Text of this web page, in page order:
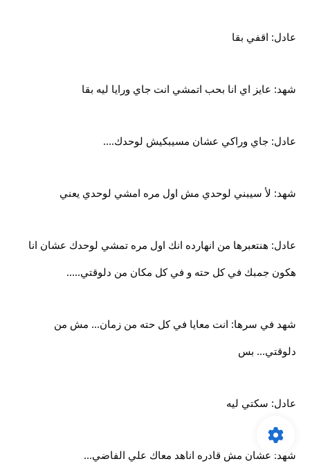
عادل: اقفي بقا
شهد: عايز اي انا بحب اتمشي انت جاي ورايا ليه بقا
عادل: جاي وراكي عشان مسيبكيش لوحدك....
شهد: لأ سيبني لوحدي مش اول مره امشي لوحدي يعني
عادل: هنتعبرها من انهارده انك اول مره تمشي لوحدك عشان انا
هكون جمبك في كل حته و في كل مكان من دلوقتي.....
شهد في سرها: انت معايا في كل حته من زمان... مش من
دلوقتي... بس
عادل: سكتي ليه
شهد: عشان مش قادره اناهد معاك علي الفاضي...